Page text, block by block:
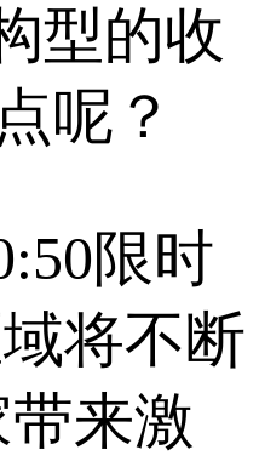
型的收
呢？
限时
将不断
来激